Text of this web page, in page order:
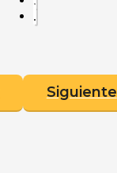
Siguiente